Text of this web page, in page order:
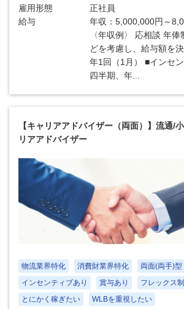
雇用形態
正社員
給与
年収：5,000,000円～
〈年収例〉 応相談 年
どを考慮し、給与額を
年1回（1月） ■インセ
四半期、年...
【キャリアアドバイザー（両面）】流通/
リアアドバイザー
物流業界特化 消費財業界特化
両面(両手)
インセンティブあり
賞与あり
フレックス
とにかく稼ぎたい
WLBを重視したい